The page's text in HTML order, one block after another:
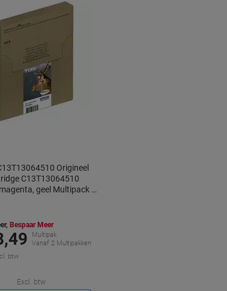
Origineel
C13T13064510
geel Multipack 3
Bespaar Meer
Multipak
Vanaf 2 Multipakken
btw
Excl. btw